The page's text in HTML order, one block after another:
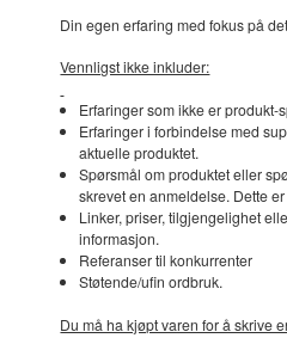
Din egen erfaring med fokus på
Vennligst ikke inkluder:
Erfaringer som ikke er produkt-
Erfaringer i forbindelse med
aktuelle produktet.
Spørsmål om produktet eller
skrevet en anmeldelse. Dette
Linker, priser, tilgjengelighet
informasjon.
Referanser til konkurrenter
Støtende/ufin ordbruk.
Du må ha kjøpt varen for å skrive